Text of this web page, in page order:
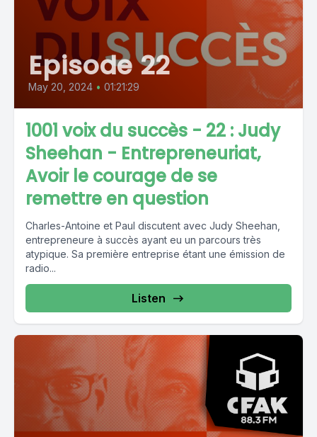
Episode 22
May 20, 2024 • 01:21:29
1001 voix du succès - 22 : Judy
Sheehan - Entrepreneuriat,
Avoir le courage de se
remettre en question
Charles-Antoine et Paul discutent avec Judy Sheehan,
entrepreneure à succès ayant eu un parcours très
atypique. Sa première entreprise étant une émission de
radio...
Listen